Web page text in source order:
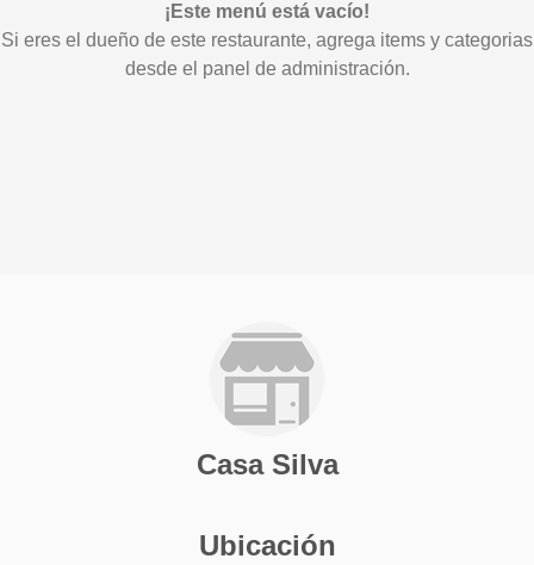
¡Este menú está vacío!
Si eres el dueño de este restaurante, agrega items y categorias
desde el panel de administración.
Casa Silva
Ubicación